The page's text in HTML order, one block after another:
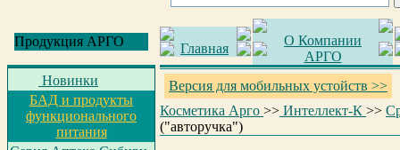
Продукция АРГО Главная
О Компании
АРГО
Новинки
БАД и продукты
функционального
питания
Версия для мобильных устойств >>
Косметика Арго >> Интеллект-К >>
("авторучка")